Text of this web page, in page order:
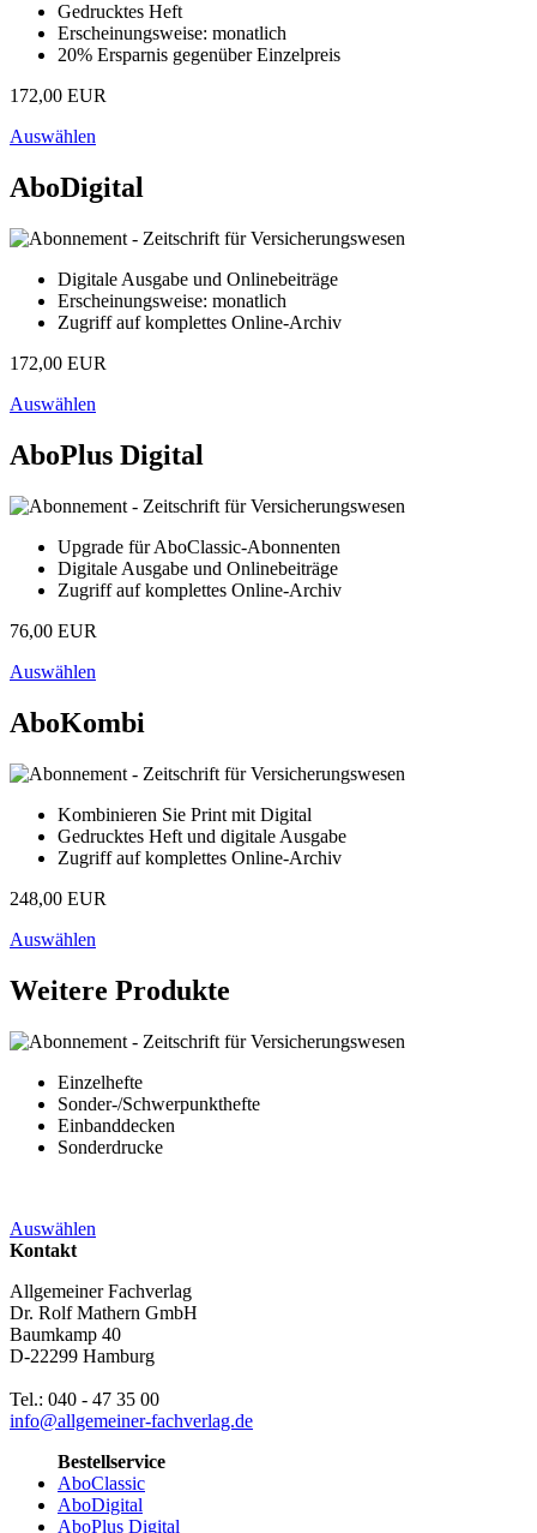
Gedrucktes Heft
Erscheinungsweise: monatlich
20% Ersparnis gegenüber Einzelpreis
172,00 EUR
Auswählen
AboDigital
Digitale Ausgabe und Onlinebeiträge
Erscheinungsweise: monatlich
Zugriff auf komplettes Online-Archiv
172,00 EUR
Auswählen
AboPlus Digital
Upgrade für AboClassic-Abonnenten
Digitale Ausgabe und Onlinebeiträge
Zugriff auf komplettes Online-Archiv
76,00 EUR
Auswählen
AboKombi
Kombinieren Sie Print mit Digital
Gedrucktes Heft und digitale Ausgabe
Zugriff auf komplettes Online-Archiv
248,00 EUR
Auswählen
Weitere Produkte
Einzelhefte
Sonder-/Schwerpunkthefte
Einbanddecken
Sonderdrucke
Auswählen
Kontakt
Allgemeiner Fachverlag
Dr. Rolf Mathern GmbH
Baumkamp 40
D-22299 Hamburg
Tel.: 040 - 47 35 00
info@allgemeiner-fachverlag.de
Bestellservice
AboClassic
AboDigital
AboPlus Digital